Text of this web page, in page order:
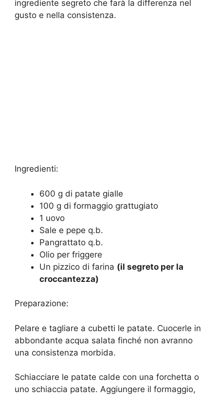
ingrediente segreto che farà la differenza nel
gusto e nella consistenza.
Ingredienti:
600 g di patate gialle
100 g di formaggio grattugiato
1 uovo
Sale e pepe q.b.
Pangrattato q.b.
Olio per friggere
Un pizzico di farina (il segreto per la
croccantezza)
Preparazione:
Pelare e tagliare a cubetti le patate. Cuocerle in
abbondante acqua salata finché non avranno
una consistenza morbida.
Schiacciare le patate calde con una forchetta o
uno schiaccia patate. Aggiungere il formaggio,